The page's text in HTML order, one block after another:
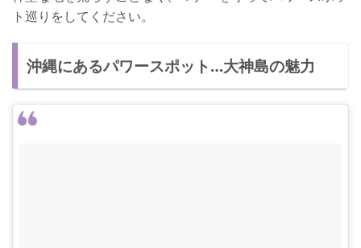
ト巡りをしてください。
沖縄にあるパワースポット…大神島の魅力